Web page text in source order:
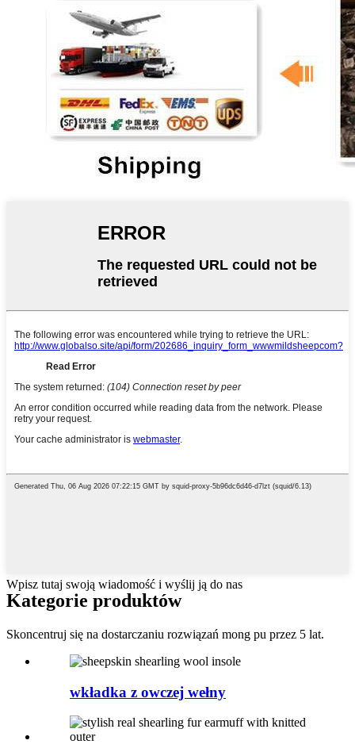
Wpisz tutaj swoją wiadomość i wyślij ją do nas
Kategorie produktów
Skoncentruj się na dostarczaniu rozwiązań mong pu przez 5 lat.
wkładka z owczej wełny